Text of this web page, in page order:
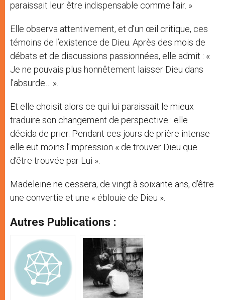
paraissait leur être indispensable comme l’air. »
Elle observa attentivement, et d’un œil critique, ces
témoins de l’existence de Dieu. Après des mois de
débats et de discussions passionnées, elle admit : «
Je ne pouvais plus honnêtement laisser Dieu dans
l’absurde… ».
Et elle choisit alors ce qui lui paraissait le mieux
traduire son changement de perspective : elle
décida de prier. Pendant ces jours de prière intense
elle eut moins l’impression « de trouver Dieu que
d’être trouvée par Lui ».
Madeleine ne cessera, de vingt à soixante ans, d’être
une convertie et une « éblouie de Dieu ».
Autres Publications :